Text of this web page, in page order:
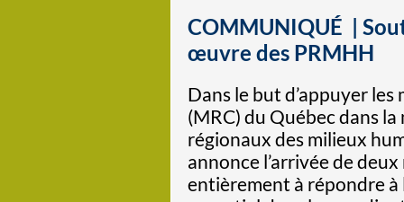
COMMUNIQUÉ |
œuvre des PRMHH
Dans le but d’appuyer
(MRC) du Québec dans
régionaux des milieux
annonce l’arrivée de
entièrement à répondre à